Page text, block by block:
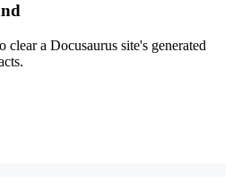
a Docusaurus site's generated